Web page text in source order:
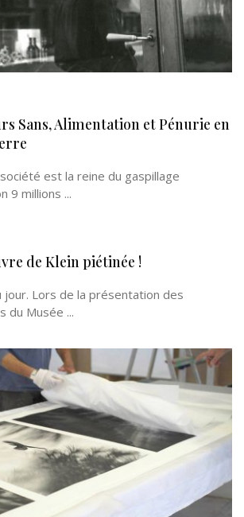
Sans, Alimentation et Pénurie en
est la reine du gaspillage
9 millions ...
de Klein piétinée !
jour. Lors de la présentation des
du Musée ...